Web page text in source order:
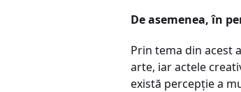
De asemenea, în
Prin tema din acest
arte, iar actele
există percepție a